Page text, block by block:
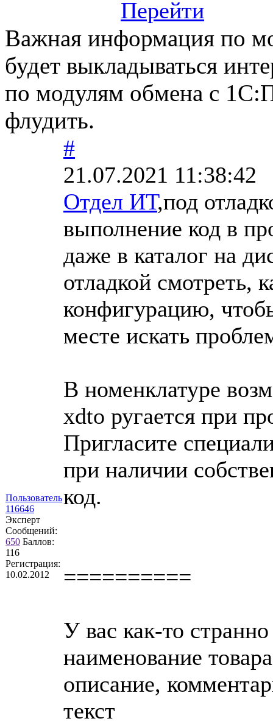
Перейти
Важная информация по
будет выкладываться
по модулям обмена с
флудить.
Пользователь
116646
Эксперт
Сообщений:
650 Баллов:
116
Регистрация:
10.02.2012
#
21.07.2021 11:38:42
Отдел ИТ,под
выполнение код в
даже в каталог на
отладкой смотреть,
конфигурацию,
месте искать
В номенклатуре
xdto ругается при
Пригласите
при наличии
код.
==========
У вас как-то
наименование
описание,
текст